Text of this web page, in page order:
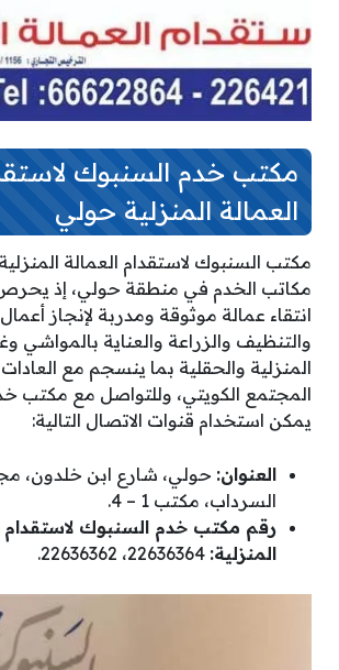
مكتب خدم السنبوك
العمالة المنزلية حولي
مكتب السنبوك لاستقدام العمالة
مكاتب الخدم في منطقة حولي، إذ
انتقاء عمالة موثوقة ومدربة لإنجاز
والتنظيف والزراعة والعناية بالمواشي
المنزلية والحقلية بما ينسجم مع العادات
المجتمع الكويتي، وللتواصل مع مكتب
يمكن استخدام قنوات الاتصال التالية:
العنوان: حولي، شارع ابن خلدون،
السرداب، مكتب 1 – 4.
رقم مكتب خدم السنبوك لاستقدام
المنزلية: